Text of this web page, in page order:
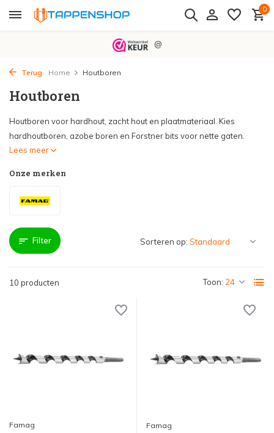
0
@
Terug Home Houtboren
Houtboren
Houtboren voor hardhout, zacht hout en plaatmateriaal. Kies
hardhoutboren, azobe boren en Forstner bits voor nette gaten.
Lees meer
Onze merken
Filter
10 producten Toon:
Sorteren op:
Famag Famag